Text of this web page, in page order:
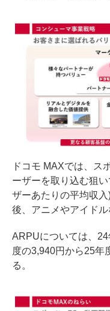
ドコモ MAXでは、ス
ーザーを取り込む狙
ザーあたりの平均収
後、アニメやアイドル
ARPUについては、
度の3,940円から25年
る。